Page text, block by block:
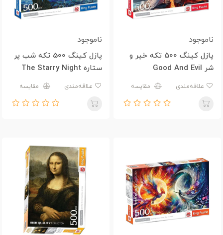
ناموجود
پازل کینگ 500 تکه خیر و
شر Good And Evil
مقایسه
ناموجود
پازل کینگ 500 تکه شب پر
ستاره The Starry Night
مقایسه